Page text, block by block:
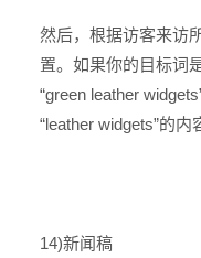
然后，根据访客来访
置。如果你的目标词
“green leather
“leather widgets”的内
14)新闻稿